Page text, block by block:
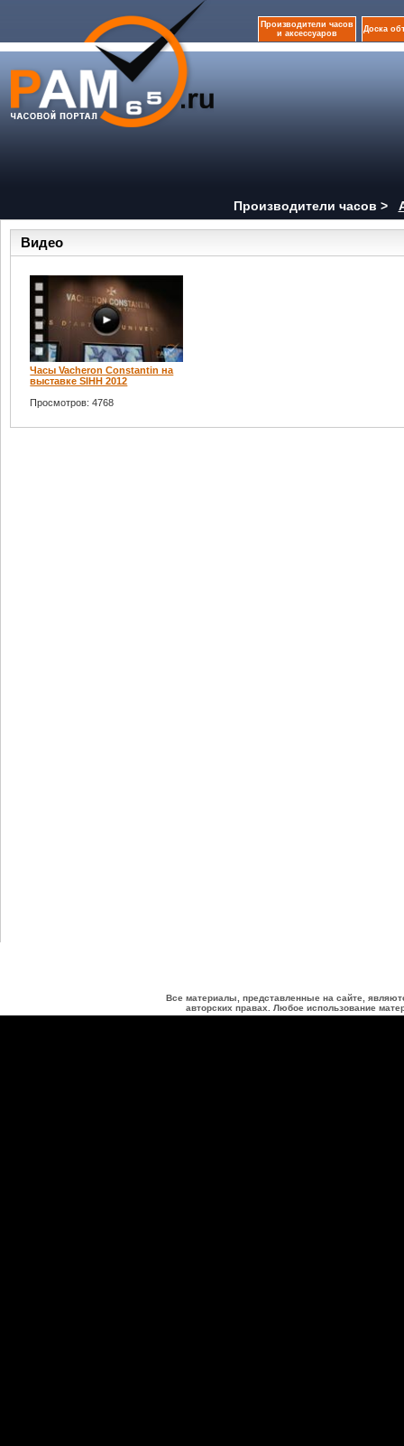
Производители часов
и аксессуаров
Доска
Производители часов >
Видео
Часы Vacheron Constantin на
выставке SIHH 2012
Просмотров: 4768
Все материалы, представленные на сайте,
авторских правах. Любое использование